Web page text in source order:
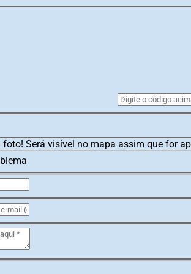
foto! Será visível no mapa assim que for